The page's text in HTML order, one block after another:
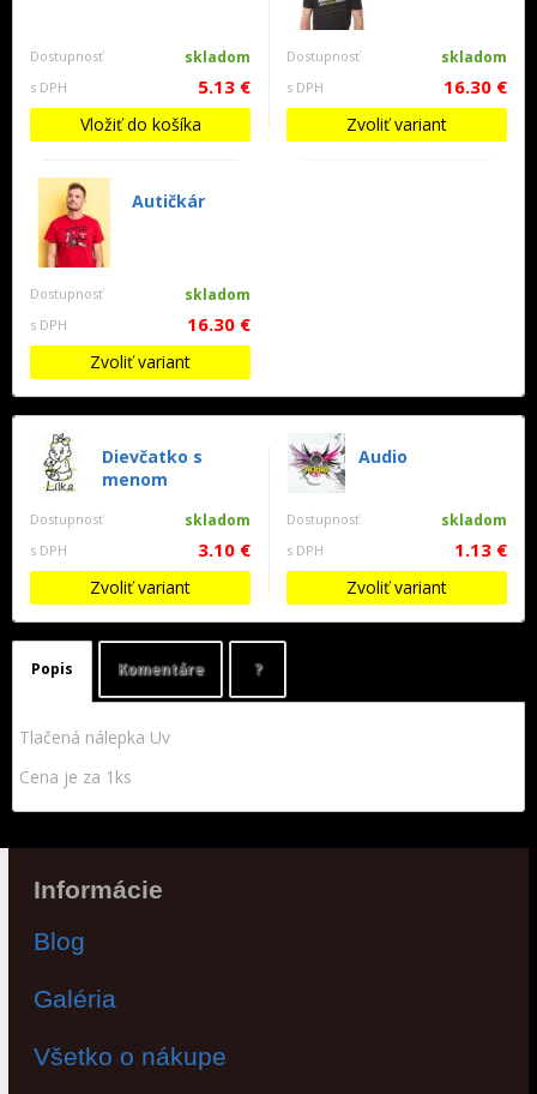
Dostupnosť skladom
s DPH 5.13 €
Vložiť do košíka
Dostupnosť skladom
s DPH 16.30 €
Zvoliť variant
Autičkár
Dostupnosť skladom
s DPH 16.30 €
Zvoliť variant
Dievčatko s
menom
Dostupnosť skladom
s DPH 3.10 €
Zvoliť variant
Audio
Dostupnosť skladom
s DPH 1.13 €
Zvoliť variant
Popis Komentáre ?
Tlačená nálepka Uv
Cena je za 1ks
Informácie
Blog
Galéria
Všetko o nákupe